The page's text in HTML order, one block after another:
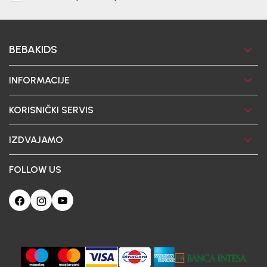
BEBAKIDS
INFORMACIJE
KORISNIČKI SERVIS
IZDVAJAMO
FOLLOW US